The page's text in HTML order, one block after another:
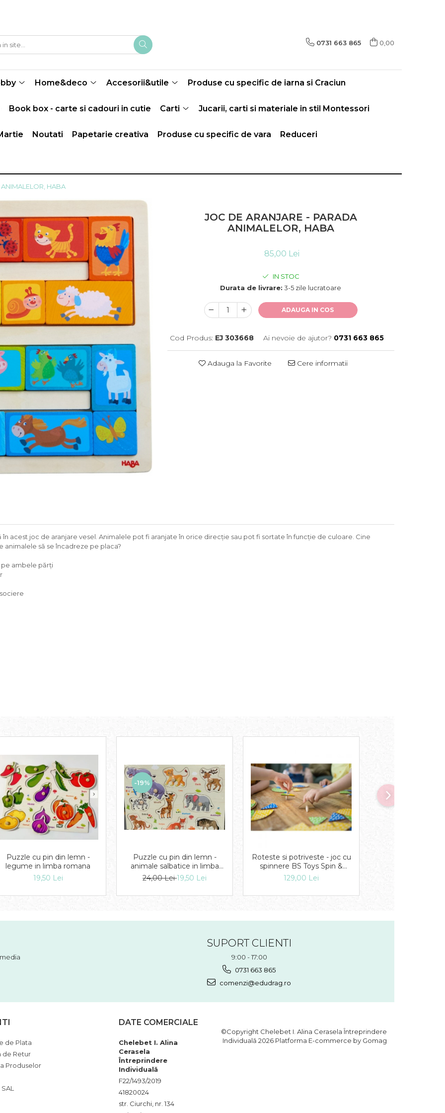
0731 663 865 0,00
Home&deco Accesorii&utile Produse cu specific de iarna si Craciun
Book box - carte si cadouri in cutie Carti Jucarii, carti si materiale in stil Montessori
Noutati Papetarie creativa Produse cu specific de vara Reduceri
HABA
JOC DE ARANJARE - PARADA
ANIMALELOR, HABA
85,00 Lei
IN STOC
Durata de livrare: 3-5 zile lucratoare
ADAUGA IN COS
Cod Produs: EJ 303668 Ai nevoie de ajutor? 0731 663 865
Adauga la Favorite Cere informatii
acest joc de aranjare vesel. Animalele pot fi aranjate în orice direcție sau pot fi sortate în funcție de culoare. Cine
să se încadreze pe placa?
ambele părți
Puzzle cu pin din lemn -
legume in limba romana
19,50 Lei
-19%
Puzzle cu pin din lemn -
animale salbatice in limba
romana
24,00 Lei19,50 Lei
Roteste si potriveste - joc cu
spinnere BS Toys Spin &
Match
129,00 Lei
SUPORT CLIENTI
9:00 - 17:00
0731 663 865
comenzi@edudrag.ro
de Plata
de Retur
Produselor
DATE COMERCIALE
Chelebet I. Alina
Cerasela
Întreprindere
Individuală
F22/1493/2019
41820024
str. Ciurchi, nr. 134
©Copyright Chelebet I. Alina Cerasela Întreprindere
Individuală 2026 Platforma E-commerce by Gomag